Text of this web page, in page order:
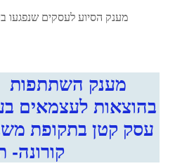
מענק הסיוע לעסקים שנפגעו
מענק השתתפות
בהוצאות לעצמאים
עסק קטן בתקופת
קורונה-